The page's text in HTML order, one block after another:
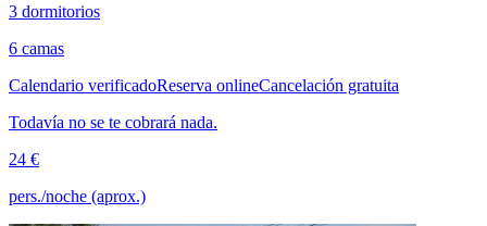
3 dormitorios
6 camas
Calendario verificadoReserva onlineCancelación gratuita
Todavía no se te cobrará nada.
24 €
pers./noche (aprox.)